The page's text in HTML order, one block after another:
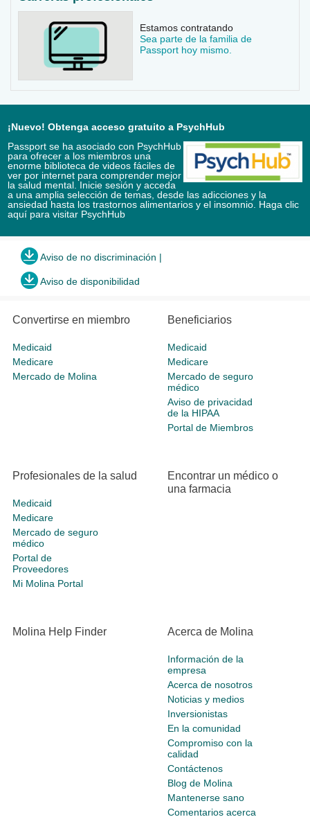
Estamos contratando
Sea parte de la familia de
Passport hoy mismo.
¡Nuevo! Obtenga acceso gratuito a PsychHub
Passport se ha asociado con PsychHub
para ofrecer a los miembros una
enorme biblioteca de videos fáciles de
ver por internet para comprender mejor
la salud mental. Inicie sesión y acceda
a una amplia selección de temas, desde las adicciones y la
ansiedad hasta los trastornos alimentarios y el insomnio. Haga clic
aquí para visitar PsychHub
Aviso de no discriminación |
Aviso de disponibilidad
Convertirse en miembro
Medicaid
Medicare
Mercado de Molina
Beneficiarios
Medicaid
Medicare
Mercado de seguro
médico
Aviso de privacidad
de la HIPAA
Portal de Miembros
Profesionales de la salud
Medicaid
Medicare
Mercado de seguro
médico
Portal de
Proveedores
Mi Molina Portal
Encontrar un médico o
una farmacia
Molina Help Finder Acerca de Molina
Información de la
empresa
Acerca de nosotros
Noticias y medios
Inversionistas
En la comunidad
Compromiso con la
calidad
Contáctenos
Blog de Molina
Mantenerse sano
Comentarios acerca